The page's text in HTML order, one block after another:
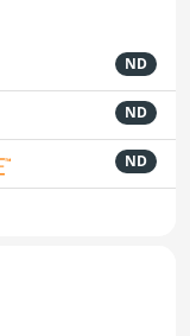
ND
ND
ND